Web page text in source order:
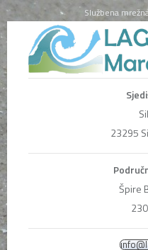
Službena
23295
Špire